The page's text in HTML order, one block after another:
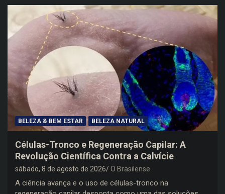
BELEZA & BEM ESTAR BELEZA NATURAL
Células-Tronco e Regeneração Capilar: A
Revolução Científica Contra a Calvície
sábado, 8 de agosto de 2026 O Brasilense
A ciência avança e o uso de células-tronco na